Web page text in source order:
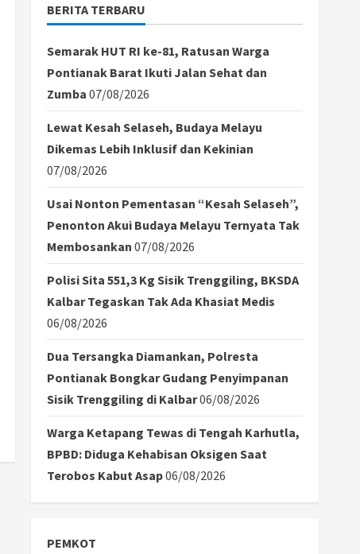
BERITA TERBARU
Semarak HUT RI ke-81, Ratusan Warga
Pontianak Barat Ikuti Jalan Sehat dan
Zumba 07/08/2026
Lewat Kesah Selaseh, Budaya Melayu
Dikemas Lebih Inklusif dan Kekinian
07/08/2026
Usai Nonton Pementasan “Kesah Selaseh”,
Penonton Akui Budaya Melayu Ternyata Tak
Membosankan 07/08/2026
Polisi Sita 551,3 Kg Sisik Trenggiling, BKSDA
Kalbar Tegaskan Tak Ada Khasiat Medis
06/08/2026
Dua Tersangka Diamankan, Polresta
Pontianak Bongkar Gudang Penyimpanan
Sisik Trenggiling di Kalbar06/08/2026
Warga Ketapang Tewas di Tengah Karhutla,
BPBD: Diduga Kehabisan Oksigen Saat
Terobos Kabut Asap06/08/2026
PEMKOT